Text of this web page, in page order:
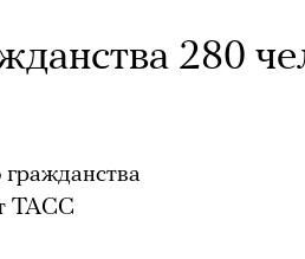
280
ТАСС